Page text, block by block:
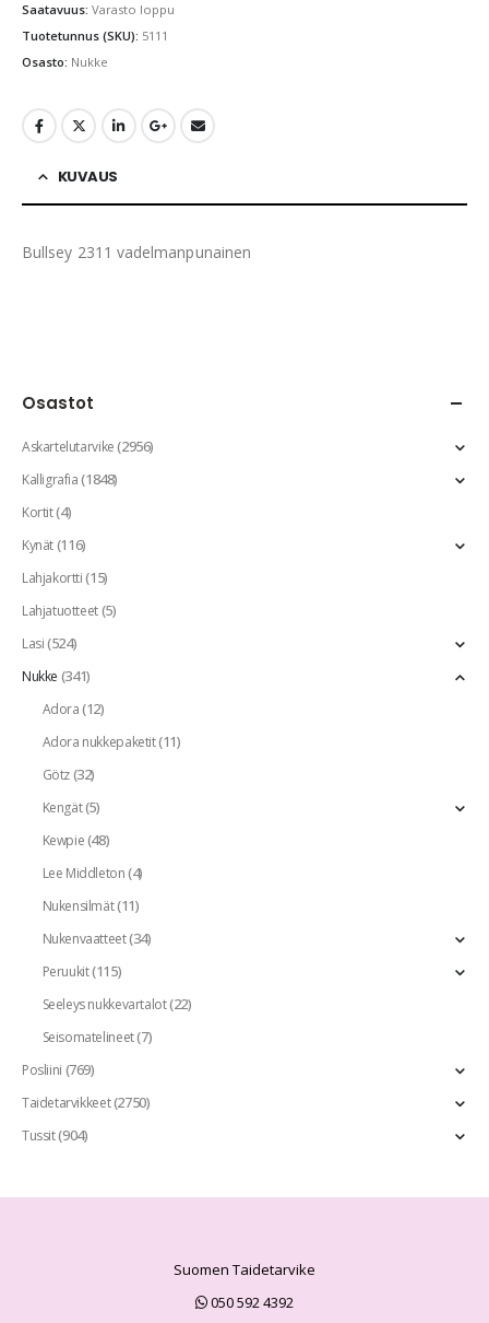
Saatavuus: Varasto loppu
Tuotetunnus (SKU): 5111
Osasto: Nukke
KUVAUS
Bullsey 2311 vadelmanpunainen
Osastot
Askartelutarvike(2956)
Kalligrafia(1848)
Kortit(4)
Kynät(116)
Lahjakortti(15)
Lahjatuotteet(5)
Lasi(524)
Nukke (341)
Adora(12)
Adora nukkepaketit(11)
Götz(32)
Kengät(5)
Kewpie(48)
Lee Middleton(4)
Nukensilmät(11)
Nukenvaatteet(34)
Peruukit(115)
Seeleys nukkevartalot(22)
Seisomatelineet(7)
Posliini (769)
Taidetarvikkeet(2750)
Tussit(904)
Suomen Taidetarvike
050 592 4392